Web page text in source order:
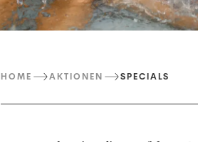
HOME AKTIONEN SPECIALS